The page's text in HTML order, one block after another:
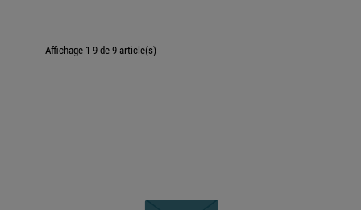
Affichage 1-9 de 9 article(s)